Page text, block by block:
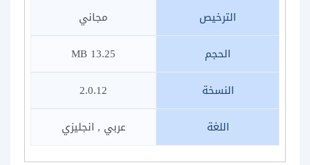
الترخيص
مجاني
الحجم
13.25 MB
النسخة
2.0.12
اللغة
عربي , انجليزي